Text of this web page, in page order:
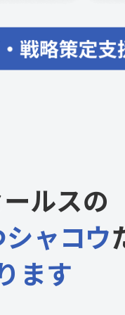
ルスの
ャコウ
ます